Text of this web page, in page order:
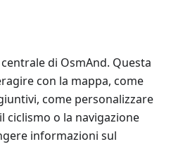
di OsmAnd. Questa
con la mappa, come
come personalizzare
ciclismo o la navigazione
informazioni sul